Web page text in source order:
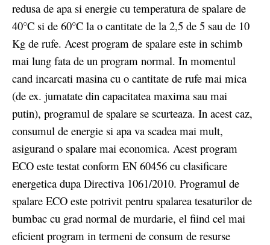
redusa de apa si energie cu temperatura de spalare de
40°C si de 60°C la o cantitate de la 2,5 de 5 sau de 10
Kg de rufe. Acest program de spalare este in schimb
mai lung fata de un program normal. In momentul
cand incarcati masina cu o cantitate de rufe mai mica
(de ex. jumatate din capacitatea maxima sau mai
putin), programul de spalare se scurteaza. In acest caz,
consumul de energie si apa va scadea mai mult,
asigurand o spalare mai economica. Acest program
ECO este testat conform EN 60456 cu clasificare
energetica dupa Directiva 1061/2010. Programul de
spalare ECO este potrivit pentru spalarea tesaturilor de
bumbac cu grad normal de murdarie, el fiind cel mai
eficient program in termeni de consum de resurse